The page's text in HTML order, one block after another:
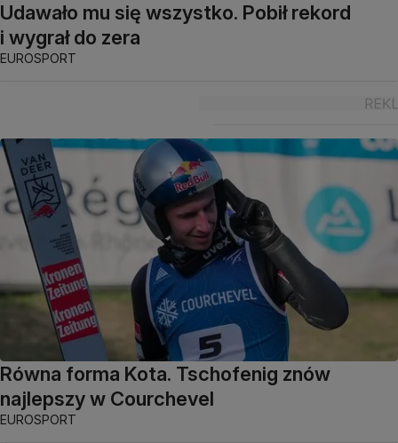
Udawało mu się wszystko. Pobił rekord
i wygrał do zera
EUROSPORT
Równa forma Kota. Tschofenig znów
najlepszy w Courchevel
EUROSPORT